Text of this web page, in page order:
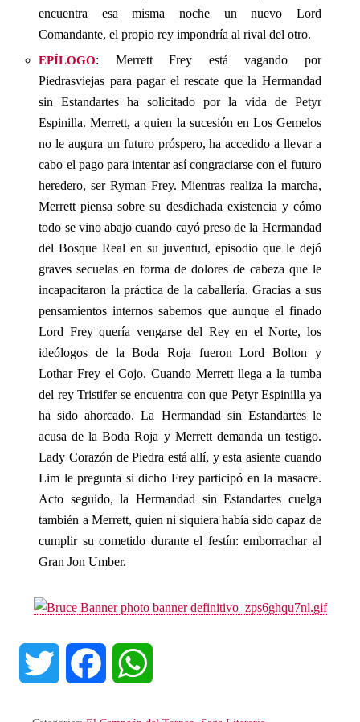
encuentra esa misma noche un nuevo Lord
Comandante, el propio rey impondría al rival del otro.
epílogo: Merrett Frey está vagando por
Piedrasviejas para pagar el rescate que la Hermandad
sin Estandartes ha solicitado por la vida de Petyr
Espinilla. Merrett, a quien la sucesión en Los Gemelos
no le augura un futuro próspero, ha accedido a llevar a
cabo el pago para intentar así congraciarse con el futuro
heredero, ser Ryman Frey. Mientras realiza la marcha,
Merrett piensa sobre su desdichada existencia y cómo
todo se vino abajo cuando cayó preso de la Hermandad
del Bosque Real en su juventud, episodio que le dejó
graves secuelas en forma de dolores de cabeza que le
incapacitaron la práctica de la caballería. Gracias a sus
pensamientos internos sabemos que aunque el finado
Lord Frey quería vengarse del Rey en el Norte, los
ideólogos de la Boda Roja fueron Lord Bolton y
Lothar Frey el Cojo. Cuando Merrett llega a la tumba
del rey Tristifer se encuentra con que Petyr Espinilla ya
ha sido ahorcado. La Hermandad sin Estandartes le
acusa de la Boda Roja y Merrett demanda un testigo.
Lady Corazón de Piedra está allí, y esta asiente cuando
Lim le pregunta si dicho Frey participó en la masacre.
Acto seguido, la Hermandad sin Estandartes cuelga
también a Merrett, quien ni siquiera había sido capaz de
cumplir su cometido durante el festín: emborrachar al
Gran Jon Umber.